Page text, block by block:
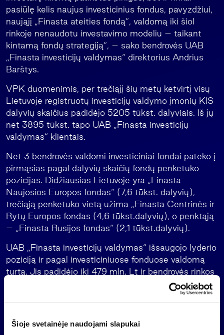
Šioje svetainėje naudojami slapukai
pasiūlę kelis naujus investicinius fondus, pavyzdžiui,
naująjį „Finasta ateities fondą“, valdomą iki šiol
rinkoje nenaudotu investavimo modeliu – taikant
kintamą fondų strategiją“, – sako bendrovės UAB
„Finasta investicijų valdymas“ direktorius Andrius
Barštys.
VPK duomenimis, per trečiąjį šių metų ketvirtį visų
Lietuvoje registruotų investicijų valdymo įmonių KIS
dalyvių skaičius padidėjo 5205 tūkst. dalyviais. Iš jų
net 3895 tūkst. tapo UAB „Finasta investicijų
valdymas“ klientais.
Net 3 bendrovės valdomi investiciniai fondai pateko į
pirmąsias pagal dalyvių skaičių fondų penketuko
pozicijas. Didžiausias Lietuvoje yra „Finasta
Naujosios Europos fondas“ (7,6 tūkst. dalyvių),
trečiąją penketuko vietą užima „Finasta Centrinės ir
Rytų Europos fondas (4,6 tūkst.dalyvių), o penktąją
– „Finasta Rusijos fondas“ (2,1 tūkst.dalyvių).
UAB „Finasta investicijų valdymas“ išsaugojo lyderio
poziciją ir pagal investiciniuose fonduose valdomą
turtą. Jis padidėjo iki 479 mln. Lt ir bendrovės rinkos
dalis šiuo metu sudaro 37,8 proc. Didžiausio
Lietuvoje pagal dalyvių skaičių investicinių fondų
mln. Lt (nuo praėjusio ketvirčio rezultatų apžvalgos
padidėjo 38 mln. Lt).